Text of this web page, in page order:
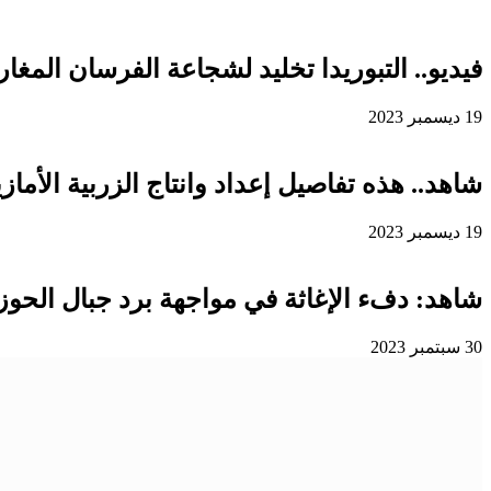
فيديو.. التبوريدا تخليد لشجاعة الفرسان
19 ديسمبر 2023
شاهد.. هذه تفاصيل إعداد وانتاج الزربية
19 ديسمبر 2023
شاهد: دفء الإغاثة في مواجهة برد جبال الحوز
30 سبتمبر 2023